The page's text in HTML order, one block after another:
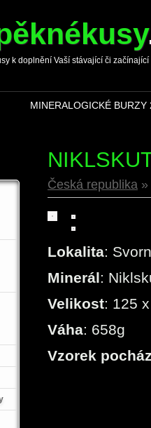
k doplnění Vaší stávající či začínající
MINERALOGICKÉ BURZY
Česká republika »
Lokalita:
Minerál:
Velikost: 125
Váha: 658g
Vzorek